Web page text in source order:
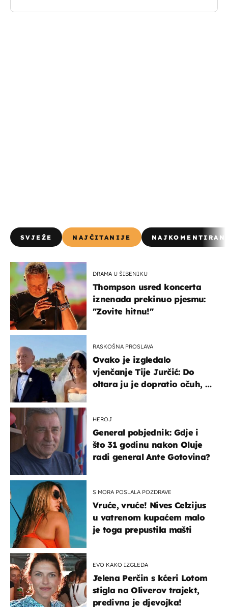
SVJEŽE NAJČITANIJE
DRAMA U ŠIBENIKU
Thompson usred koncerta
iznenada prekinuo pjesmu:
"Zovite hitnu!"
RASKOŠNA PROSLAVA
Ovako je izgledalo
vjenčanje Tije Jurčić: Do
oltara ju je dopratio očuh, a
HEROJ
General pobjednik: Gdje i
što 31 godinu nakon Oluje
radi general Ante Gotovina?
S MORA POSLALA POZDRAVE
Vruće, vruće! Nives Celzijus
u vatrenom kupaćem malo
je toga prepustila mašti
EVO KAKO IZGLEDA
Jelena Perčin s kćeri Lotom
stigla na Oliverov trajekt,
predivna je djevojka!